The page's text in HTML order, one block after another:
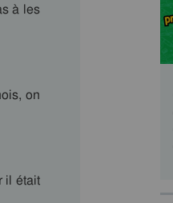
à les
on
il était